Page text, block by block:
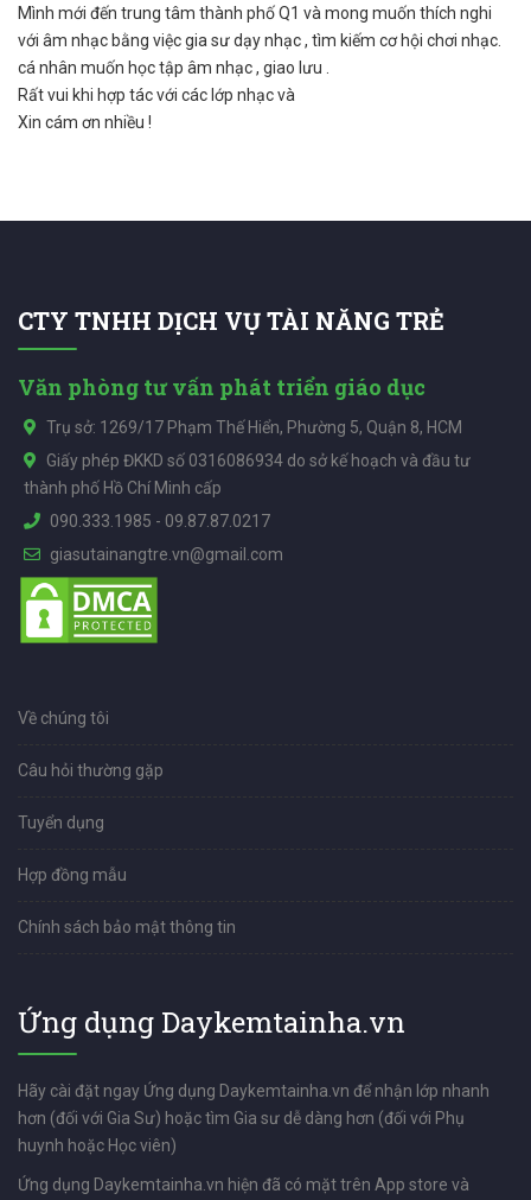
Mình mới đến trung tâm thành phố Q1 và mong muốn thích nghi
với âm nhạc bằng việc gia sư dạy nhạc , tìm kiếm cơ hội chơi nhạc.
cá nhân muốn học tập âm nhạc , giao lưu .
Rất vui khi hợp tác với các lớp nhạc và
Xin cám ơn nhiều !
CTY TNHH DỊCH VỤ TÀI NĂNG TRẺ
Văn phòng tư vấn phát triển giáo dục
Trụ sở: 1269/17 Phạm Thế Hiển, Phường 5, Quận 8, HCM
Giấy phép ĐKKD số 0316086934 do sở kế hoạch và đầu tư
thành phố Hồ Chí Minh cấp
090.333.1985 - 09.87.87.0217
giasutainangtre.vn@gmail.com
Về chúng tôi
Câu hỏi thường gặp
Tuyển dụng
Hợp đồng mẫu
Chính sách bảo mật thông tin
Ứng dụng Daykemtainha.vn
Hãy cài đặt ngay Ứng dụng Daykemtainha.vn để nhận lớp nhanh
hơn (đối với Gia Sư) hoặc tìm Gia sư dễ dàng hơn (đối với Phụ
huynh hoặc Học viên)
Ứng dụng Daykemtainha.vn hiện đã có mặt trên App store và